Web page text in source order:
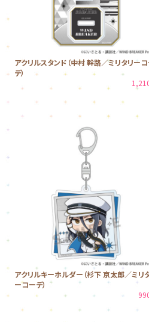
アクリルスタンド（中村 幹路／ミリタリー
デ）
アクリルキーホルダー（杉下 京太郎／ミリ
ーコーデ）